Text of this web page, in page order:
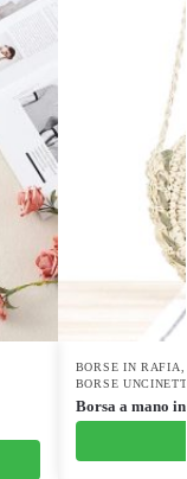
BORSE IN RAFIA
BORSE
Borsa a mano